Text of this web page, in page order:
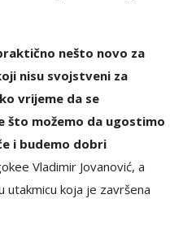
nešto novo za
nisu svojstveni za
vrijeme da se
što možemo da ugostimo
i budemo dobri
Vladimir Jovanović, a
koja je završena